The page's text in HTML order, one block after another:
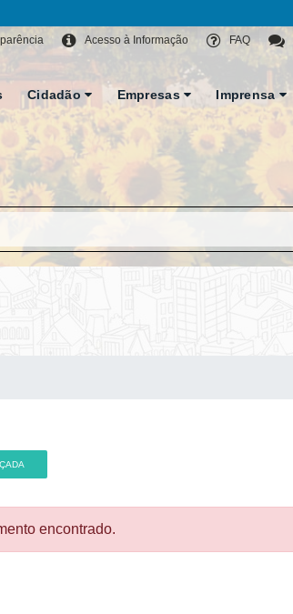
FAQ
Acesso à Informação
Cidadão Empresas Imprensa
encontrado.